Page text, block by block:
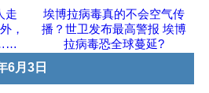
走
，
埃博拉病毒真的不会空气传
播？世卫发布最高警报 埃博
拉病毒恐全球蔓延?
6月3日